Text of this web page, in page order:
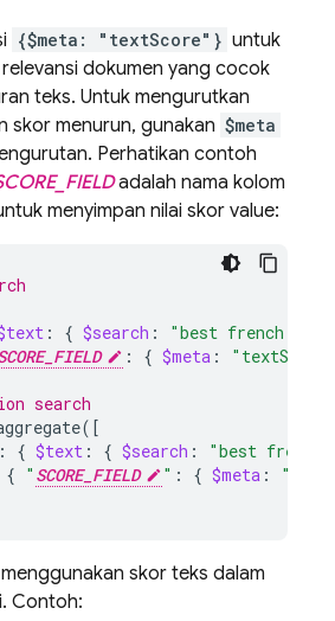
{$meta: "textScore"} untuk
dokumen yang cocok
teks. Untuk mengurutkan
skor menurun, gunakan $meta
Perhatikan contoh
adalah nama kolom
menyimpan nilai skor value:
: { $search :
"best french
: { $meta :
search
([
: { $text : { $search :
"best french
{ " SCORE_FIELD " : { $meta :
skor teks dalam
Contoh: